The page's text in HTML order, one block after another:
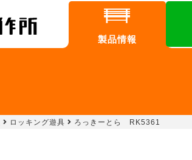
製品情報
ロッキング遊具 ろっきーとら RK5361